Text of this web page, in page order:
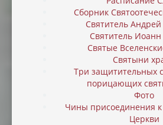
Сборник
Святитель
Святитель Иоанн
Святые
Святыни
Три защитительных
порицающих
Фото
Чины присоединения
Церкви